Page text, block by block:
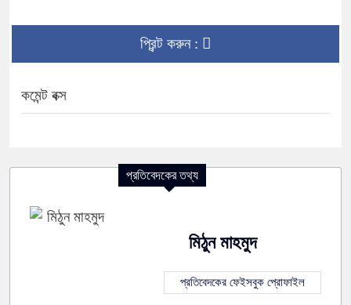
প্রিন্ট করুন :
কমেন্ট বক্স
প্রতিবেদকের তথ্য
মিঠুন মাহমুদ
প্রতিবেদকের ফেইসবুক প্রোফাইল